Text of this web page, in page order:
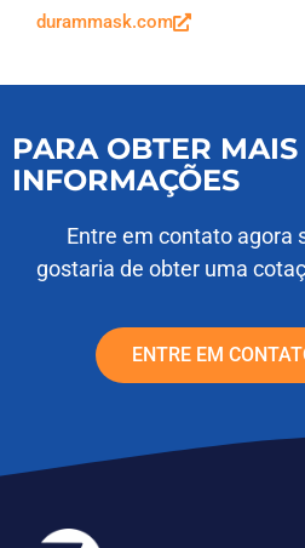
durammask.com
PARA OBTER MAIS
INFORMAÇÕES
Entre em contato agora
gostaria de obter uma
ENTRE EM